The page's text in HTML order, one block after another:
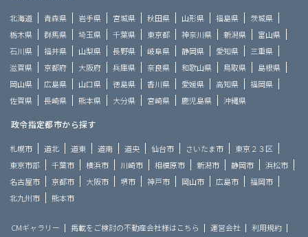
北海道 青森県 岩手県 宮城県 秋田県 山形県 福島県
茨城県
栃木県
群馬県 埼玉県 千葉県 東京都 神奈川県 新潟県
富山県
石川県
福井県 山梨県 長野県 岐阜県 静岡県 愛知県
三重県
滋賀県
京都府 大阪府 兵庫県 奈良県 和歌山県 鳥取県
島根県
岡山県
広島県 山口県 徳島県 香川県 愛媛県 高知県
福岡県
佐賀県
長崎県 熊本県 大分県 宮崎県 鹿児島県 沖縄県
政令指定都市から探す
札幌市 道北 道東 道南 道央 仙台市 さいたま市
東京２３区
東京市部
千葉市 横浜市 川崎市 相模原市 新潟市 静岡市
浜松市
名古屋市
京都市 大阪市 堺市 神戸市 岡山市 広島市
福岡市
北九州市
熊本市
CMギャラリー 掲載をご検討の不動産会社様はこちら 運営会社
利用規約